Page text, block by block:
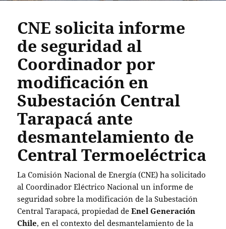
CNE solicita informe
de seguridad al
Coordinador por
modificación en
Subestación Central
Tarapacá ante
desmantelamiento de
Central Termoeléctrica
La Comisión Nacional de Energía (CNE) ha solicitado
al Coordinador Eléctrico Nacional un informe de
seguridad sobre la modificación de la Subestación
Central Tarapacá, propiedad deEnel Generación
Chile, en el contexto del desmantelamiento de la